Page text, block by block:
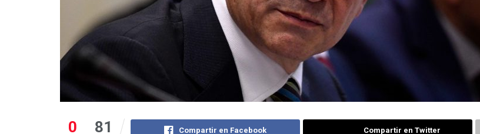
0 81 Compartir en Facebook Compartir en Twitter